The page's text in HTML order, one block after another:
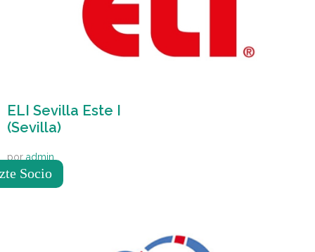
ELI Sevilla Este I
(Sevilla)
por admin
Socio